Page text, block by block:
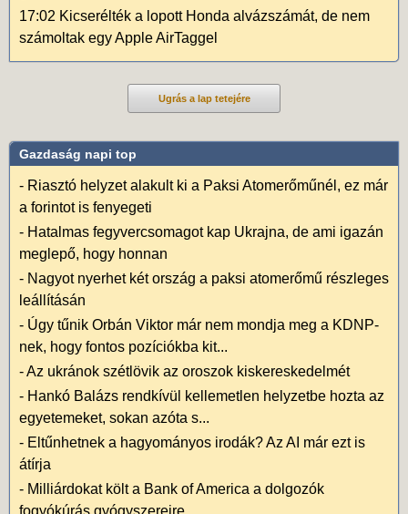
17:02 Kicserélték a lopott Honda alvázszámát, de nem
számoltak egy Apple AirTaggel
Ugrás a lap tetejére
Gazdaság napi top
- Riasztó helyzet alakult ki a Paksi Atomerőműnél, ez már
a forintot is fenyegeti
- Hatalmas fegyvercsomagot kap Ukrajna, de ami igazán
meglepő, hogy honnan
- Nagyot nyerhet két ország a paksi atomerőmű részleges
leállításán
- Úgy tűnik Orbán Viktor már nem mondja meg a KDNP-
nek, hogy fontos pozíciókba kit...
-Az ukránok szétlövik az oroszok kiskereskedelmét
- Hankó Balázs rendkívül kellemetlen helyzetbe hozta az
egyetemeket, sokan azóta s...
- Eltűnhetnek a hagyományos irodák? Az AI már ezt is
átírja
- Milliárdokat költ a Bank of America a dolgozók
fogyókúrás gyógyszereire